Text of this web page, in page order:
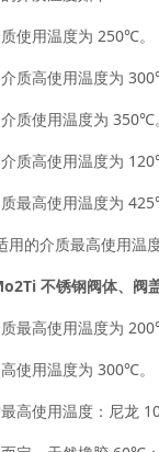
使用温度为 250℃。
质高使用温度为
质使用温度为 350℃。
质高使用温度为
最高使用温度为
用的介质最高使用温
不锈钢阀体、阀
最高使用温度为
使用温度为 300℃。
高使用温度：尼龙